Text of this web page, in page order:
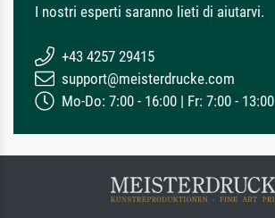
I nostri esperti saranno lieti di aiutarvi.
+43 4257 29415
support@meisterdrucke.com
Mo-Do: 7:00 - 16:00 | Fr: 7:00 - 13:00